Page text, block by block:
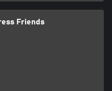
Friends